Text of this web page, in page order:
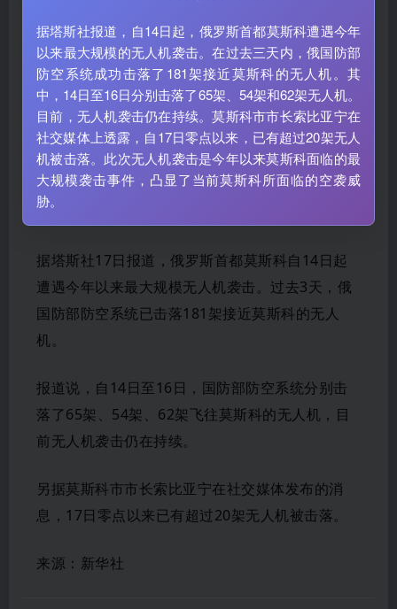
据塔斯社报道，自14日起，俄罗斯首都莫斯科遭遇今年
以来最大规模的无人机袭击。在过去三天内，俄国防部
防空系统成功击落了181架接近莫斯科的无人机。其
中，14日至16日分别击落了65架、54架和62架无人机。
目前，无人机袭击仍在持续。莫斯科市市长索比亚宁在
社交媒体上透露，自17日零点以来，已有超过20架无人
机被击落。此次无人机袭击是今年以来莫斯科面临的最
大规模袭击事件，凸显了当前莫斯科所面临的空袭威
胁。
据塔斯社17日报道，俄罗斯首都莫斯科自14日起
遭遇今年以来最大规模无人机袭击。过去3天，俄
国防部防空系统已击落181架接近莫斯科的无人
机。
报道说，自14日至16日，国防部防空系统分别击
落了65架、54架、62架飞往莫斯科的无人机，目
前无人机袭击仍在持续。
另据莫斯科市市长索比亚宁在社交媒体发布的消
息，17日零点以来已有超过20架无人机被击落。
来源：新华社